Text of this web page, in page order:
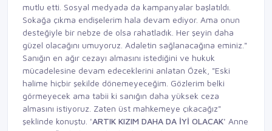
mutlu etti. Sosyal medyada da kampanyalar başlatıldı.
Sokağa çıkma endişelerim hala devam ediyor. Ama onun
desteğiyle bir nebze de olsa rahatladık. Her şeyin daha
güzel olacağını umuyoruz. Adaletin sağlanacağına eminiz."
Sanığın en ağır cezayı almasını istediğini ve hukuk
mücadelesine devam edeceklerini anlatan Özek, "Eski
halime hiçbir şekilde dönemeyeceğim. Gözlerim belki
görmeyecek ama tabii ki sanığın daha yüksek ceza
almasını istiyoruz. Zaten üst mahkemeye çıkacağız"
şeklinde konuştu. 'ARTIK KIZIM DAHA DA İYİ OLACAK' Anne